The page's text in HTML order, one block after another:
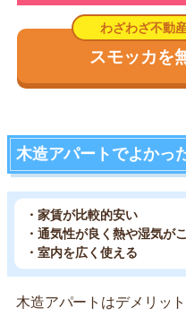
スモッカを
木造アパートでよかっ
・家賃が比較的安い
・通気性が良く熱や湿気が
・室内を広く使える
木造アパートはデメリッ